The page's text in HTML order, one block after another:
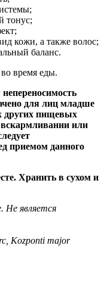
тонус;
кожи, а также волос;
баланс.
время еды.
для лиц младше
других пищевых
вскармливании или
приемом данного
Хранить в сухом и
Не является
Kozponti major